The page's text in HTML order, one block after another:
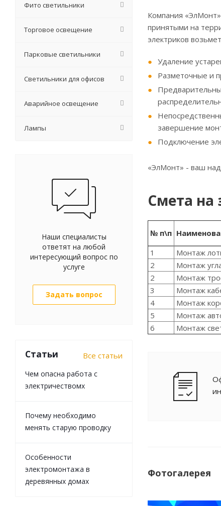
Компания
принятыми на
электриков
Удаление
Разметочные и
завершение
Подключение
«ЭлМонт» - ваш
Смета на
№ п\п
1
Монтаж
2
Монтаж
2
Монтаж
3
Монтаж
4
Монтаж
5
Монтаж
6
Монтаж
Фотогалерея
Фито светильники
Торговое освещение
Парковые светильники
Светильники для офисов
Аварийное освещение
Лампы
Наши специалисты
ответят на любой
интересующий вопрос по
услуге
Задать вопрос
Статьи Все статьи
Чем опасна работа с
электричествомх
Почему необходимо
менять старую проводку
Особенности
электромонтажа в
деревянных домах